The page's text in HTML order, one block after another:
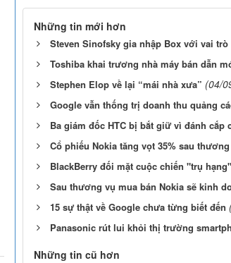
Những tin mới hơn
Steven Sinofsky gia nhập Box với vai trò
Toshiba khai trương nhà máy bán dẫn
Stephen Elop về lại “mái nhà xưa” (04/
Google vẫn thống trị doanh thu quảng
Ba giám đốc HTC bị bắt giữ vì đánh cắp
Cổ phiếu Nokia tăng vọt 35% sau
BlackBerry đối mặt cuộc chiến "trụ hạng"
Sau thương vụ mua bán Nokia sẽ kinh
15 sự thật về Google chưa từng biết đến
Panasonic rút lui khỏi thị trường
Những tin cũ hơn